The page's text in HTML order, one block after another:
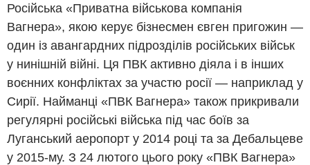
Російська «Приватна військова компанія
Вагнера», якою керує бізнесмен євген пригожин —
один із авангардних підрозділів російських військ
у нинішній війні. Ця ПВК активно діяла і в інших
воєнних конфліктах за участю росії — наприклад у
Сирії. Найманці «ПВК Вагнера» також прикривали
регулярні російські війська під час боїв за
Луганський аеропорт у 2014 році та за Дебальцеве
у 2015-му. З 24 лютого цього року «ПВК Вагнера»